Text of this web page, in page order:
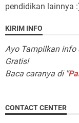
pendidikan lainnya
KIRIM INFO
Ayo Tampilkan info
Gratis!
Baca caranya di
CONTACT CENTER